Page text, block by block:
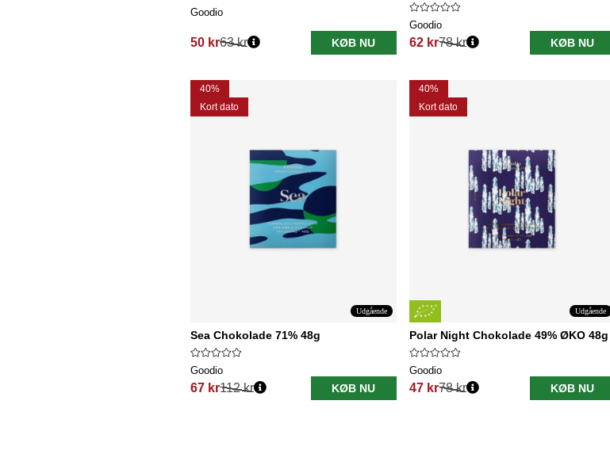
Goodio
50 kr
Normalpris:
63 kr KØB NU
Goodio
62 kr
Normalpris:
78 kr KØB NU
40%
Kort dato
Udgående
Sea Chokolade 71% 48g
Goodio
67 kr
Normalpris:
112 kr KØB NU
40%
Kort dato
Udgående
Polar Night Chokolade 49% ØKO 48g
Goodio
47 kr
Normalpris:
78 kr KØB NU